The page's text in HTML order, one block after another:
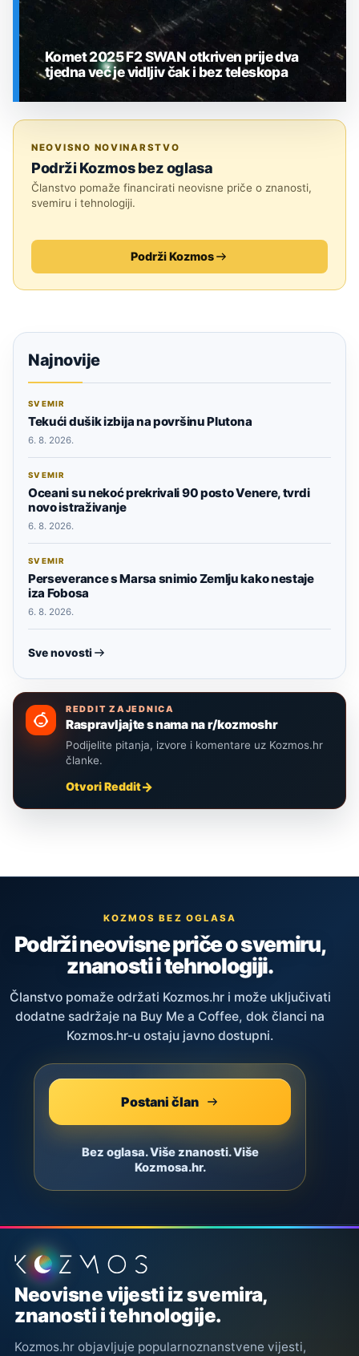
Komet 2025 F2 SWAN otkriven prije dva
tjedna već je vidljiv čak i bez teleskopa
NEOVISNO NOVINARSTVO
Podrži Kozmos bez oglasa
Članstvo pomaže financirati neovisne priče o znanosti,
svemiru i tehnologiji.
Podrži Kozmos
Najnovije
SVEMIR
Tekući dušik izbija na površinu Plutona
6. 8. 2026.
SVEMIR
Oceani su nekoć prekrivali 90 posto Venere, tvrdi
novo istraživanje
6. 8. 2026.
SVEMIR
Perseverance s Marsa snimio Zemlju kako nestaje
iza Fobosa
6. 8. 2026.
Sve novosti
REDDIT ZAJEDNICA
Raspravljajte s nama na r/kozmoshr
Podijelite pitanja, izvore i komentare uz Kozmos.hr
članke.
Otvori Reddit
KOZMOS BEZ OGLASA
Podrži neovisne priče o svemiru,
znanosti i tehnologiji.
Članstvo pomaže održati Kozmos.hr i može uključivati
dodatne sadržaje na Buy Me a Coffee, dok članci na
Kozmos.hr-u ostaju javno dostupni.
Postani član
Bez oglasa. Više znanosti. Više
Kozmosa.hr.
Podnožje stranice
Neovisne vijesti iz svemira,
znanosti i tehnologije.
Kozmos.hr objavljuje popularnoznanstvene vijesti,